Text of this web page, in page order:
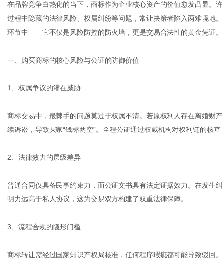
在品牌竞争白热化的当下，商标作为企业核心资产的价值愈发凸显。
过程中隐藏的法律风险、权属纠纷等问题，常让决策者陷入两难境地
环节中——它不仅是风险防控的防火墙，更是交易合法性的黄金凭证。
一、购买商标的核心风险与公证的防御价值
1、权属争议的潜在威胁
商标交易中，最棘手的问题莫过于权属不清。若原权利人存在离婚财
续诉讼，导致买家“钱标两空”。全程公证通过权威机构对权利链的核
2、法律效力的层级差异
普通合同仅具备民事约束力，而公证文书具有法定证据效力。在发生
明力远高于私人协议，这为交易双方构建了双重法律保障。
3、流程合规的隐形门槛
商标转让需经过国家知识产权局核准，任何程序瑕疵都可能导致驳回